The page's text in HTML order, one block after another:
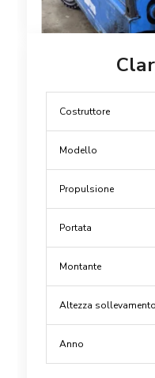
Costruttore
Modello
Propulsione
Portata
Montante
Altezza sollevamento
Anno